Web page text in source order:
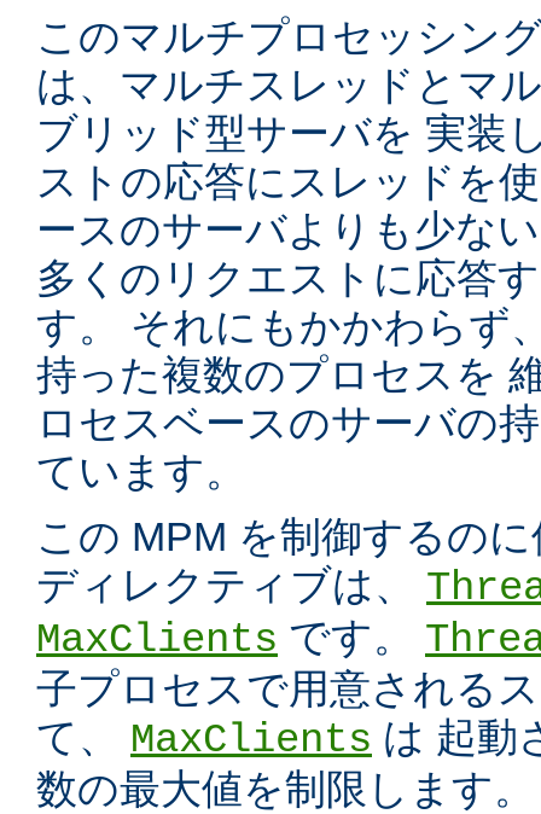
このマルチプロセッシン
は、マルチスレッドとマ
ブリッド型サーバを 実装
ストの応答にスレッドを
ースのサーバよりも少な
多くのリクエストに応答
す。 それにもかかわらず
持った複数のプロセスを
ロセスベースのサーバの
ています。
この MPM を制御するの
ディレクティブは、
MaxClients です。
子プロセスで用意される
て、 MaxClients は 起動
数の最大値を制限します。